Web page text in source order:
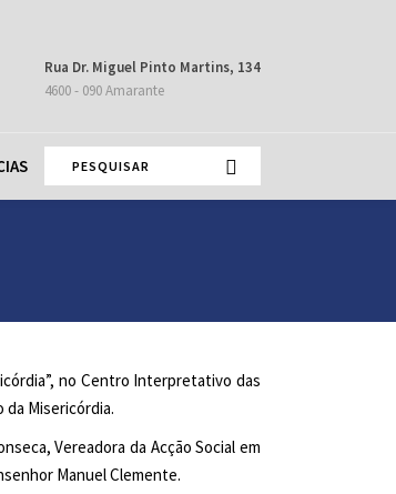
Rua Dr. Miguel Pinto Martins, 134
4600 - 090 Amarante
no Centro Interpretativo das
da Misericórdia.
Vereadora da Acção Social em
Manuel Clemente.